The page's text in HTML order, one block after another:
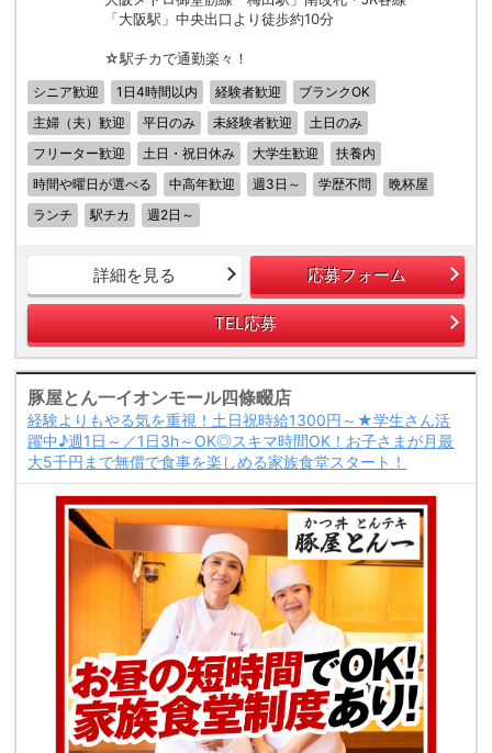
「大阪駅」中央出口より徒歩約10分
☆駅チカで通勤楽々！
シニア歓迎 1日4時間以内 経験者歓迎
ブランクOK
主婦（夫）歓迎
平日のみ 未経験者歓迎
土日のみ
フリーター歓迎
土日・祝日休み 大学生歓迎
扶養内
時間や曜日が選べる
中高年歓迎 週3日～ 学歴不問
晩杯屋
ランチ
駅チカ 週2日～
詳細を見る 応募フォーム
TEL応募
豚屋とん一イオンモール四條畷店
経験よりもやる気を重視！土日祝時給1300円～★学生さん活
躍中♪週1日～／1日3h～OK◎スキマ時間OK！お子さまが月最
大5千円まで無償で食事を楽しめる家族食堂スタート！